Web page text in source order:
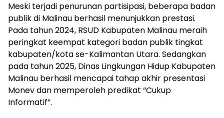
Meski terjadi penurunan partisipasi, beberapa badan
publik di Malinau berhasil menunjukkan prestasi.
Pada tahun 2024, RSUD Kabupaten Malinau meraih
peringkat keempat kategori badan publik tingkat
kabupaten/kota se-Kalimantan Utara. Sedangkan
pada tahun 2025, Dinas Lingkungan Hidup Kabupaten
Malinau berhasil mencapai tahap akhir presentasi
Monev dan memperoleh predikat “Cukup
Informatif”.